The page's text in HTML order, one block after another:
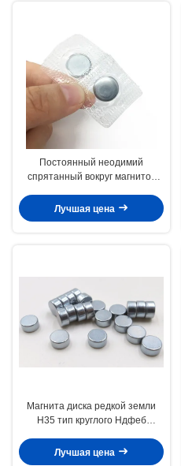
Постоянный неодимий
спрятанный вокруг магнитов
Лучшая цена
Магнита диска редкой земли
Н35 тип круглого Ндфеб
терапии
Лучшая цена